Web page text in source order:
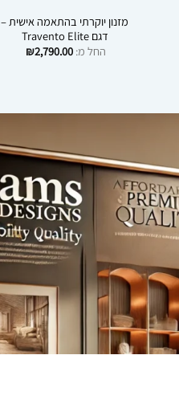
מזנון יוקרתי בהתאמה אישית –
דגם Travento Elite
החל מ:
₪2,790.00